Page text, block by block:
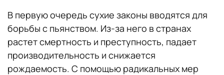
В первую очередь сухие законы вводятся для
борьбы с пьянством. Из-за него в странах
растет смертность и преступность, падает
производительность и снижается
рождаемость. С помощью радикальных мер